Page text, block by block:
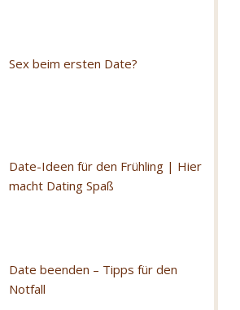
Sex beim ersten Date?
Date-Ideen für den Frühling | Hier
macht Dating Spaß
Date beenden – Tipps für den
Notfall